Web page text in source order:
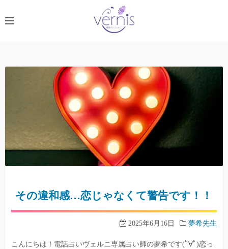
ン
その違和感…恋じゃなくて警告です！！
2025年6月16日 夢希先生
こんにちは！電話占いヴェルニ専属占い師の夢希です(ﾟ∀ﾟ)恋っ